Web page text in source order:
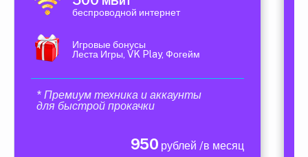
беспроводной интернет
Игровые бонусы
Леста Игры, VK Play, Фогейм
* Премиум техника и аккаунты
для быстрой прокачки
950 рублей /в месяц